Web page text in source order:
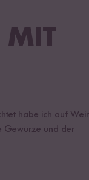
MIT
habe ich auf
Gewürze und der